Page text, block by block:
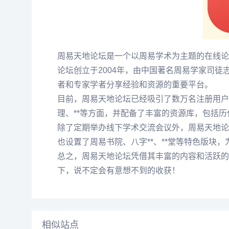
周易天地论坛是一个以周易学术为主题的在线
论坛创立于2004年，由中国著名周易学家司徒
者和专家学者分享经验和资源的重要平台。
目前，周易天地论坛已经吸引了数万名注册用
理、**等方面，并配备了丰富的资源库，包括
除了定期举办线下学术交流会议外，周易天地
也设置了周易书院、八字**、**堂等特色版块
总之，周易天地论坛凭借其丰富的内容和活跃
下，说不定会有意想不到的收获！
相似站点